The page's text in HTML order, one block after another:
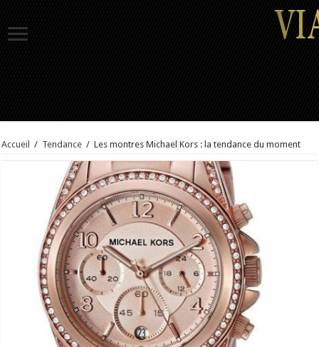
Accueil / Tendance / Les montres Michael Kors : la tendance du moment